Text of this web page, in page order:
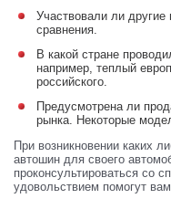
Участвовали ли
сравнения.
В какой стране
например, теплый
российского.
Предусмотрена ли
рынка. Некоторые
При возникновении каких
автошин для своего
проконсультироваться со
удовольствием помогут